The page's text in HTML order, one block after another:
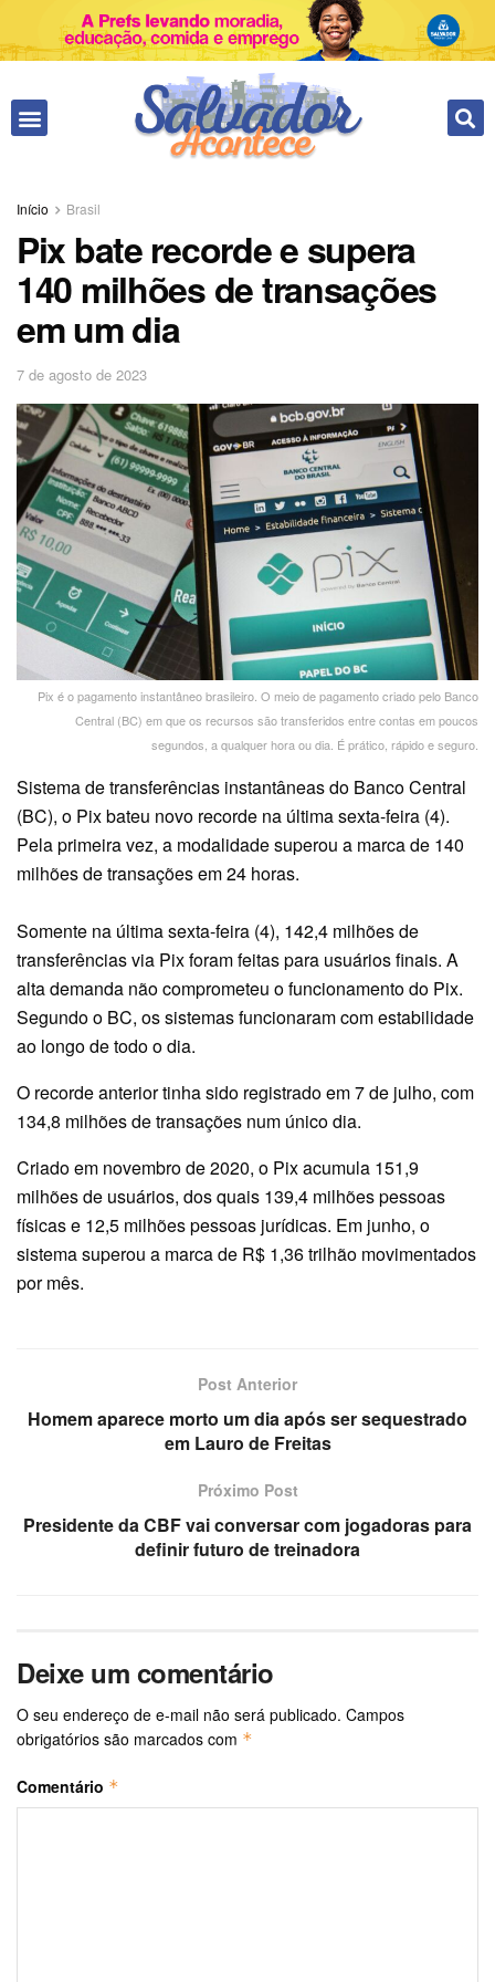
Início Brasil
Pix bate recorde e supera
140 milhões de transações
em um dia
7 de agosto de 2023
Pix é o pagamento instantâneo brasileiro. O meio de pagamento criado pelo Banco
Central (BC) em que os recursos são transferidos entre contas em poucos
segundos, a qualquer hora ou dia. É prático, rápido e seguro.
Sistema de transferências instantâneas do Banco Central
(BC), o Pix bateu novo recorde na última sexta-feira (4).
Pela primeira vez, a modalidade superou a marca de 140
milhões de transações em 24 horas.
Somente na última sexta-feira (4), 142,4 milhões de
transferências via Pix foram feitas para usuários finais. A
alta demanda não comprometeu o funcionamento do Pix.
Segundo o BC, os sistemas funcionaram com estabilidade
ao longo de todo o dia.
O recorde anterior tinha sido registrado em 7 de julho, com
134,8 milhões de transações num único dia.
Criado em novembro de 2020, o Pix acumula 151,9
milhões de usuários, dos quais 139,4 milhões pessoas
físicas e 12,5 milhões pessoas jurídicas. Em junho, o
sistema superou a marca de R$ 1,36 trilhão movimentados
por mês.
Post Anterior
Homem aparece morto um dia após ser sequestrado
em Lauro de Freitas
Próximo Post
Presidente da CBF vai conversar com jogadoras para
definir futuro de treinadora
Deixe um comentário
O seu endereço de e-mail não será publicado. Campos
obrigatórios são marcados com *
Comentário *